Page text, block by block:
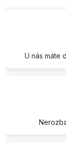
U nás máte